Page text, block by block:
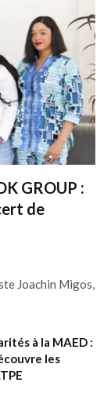
GROUP :
de
Joachin Migos,
à la MAED :
les